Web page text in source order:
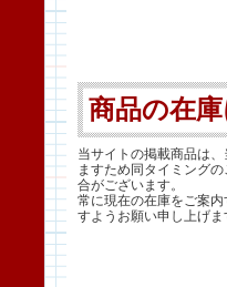
商品の在
当サイトの掲載商品は
ますため同タイミング
合がございます。
常に現在の在庫をご案
すようお願い申し上げま